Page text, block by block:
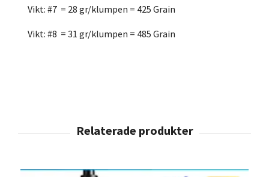
Vikt: #7 = 28 gr/klumpen = 425 Grain
Vikt: #8 = 31 gr/klumpen = 485 Grain